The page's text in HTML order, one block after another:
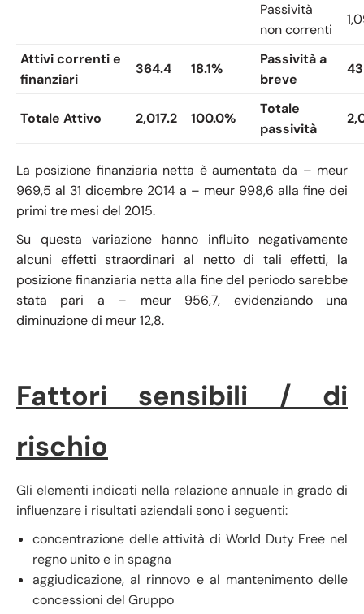
Passività
non correnti
Attivi correnti e
finanziari
364.4 18.1%
Passività a
breve
Totale Attivo 2,017.2 100.0%
Totale
passività
La posizione finanziaria netta è aumentata da – meur
969,5 al 31 dicembre 2014 a – meur 998,6 alla fine dei
primi tre mesi del 2015.
Su questa variazione hanno influito negativamente
alcuni effetti straordinari al netto di tali effetti, la
posizione finanziaria netta alla fine del periodo sarebbe
stata pari a – meur 956,7, evidenziando una
diminuzione di meur 12,8.
Fattori sensibili / di
rischio
Gli elementi indicati nella relazione annuale in grado di
influenzare i risultati aziendali sono i seguenti:
concentrazione delle attività di World Duty Free nel
regno unito e in spagna
aggiudicazione, al rinnovo e al mantenimento delle
concessioni del Gruppo